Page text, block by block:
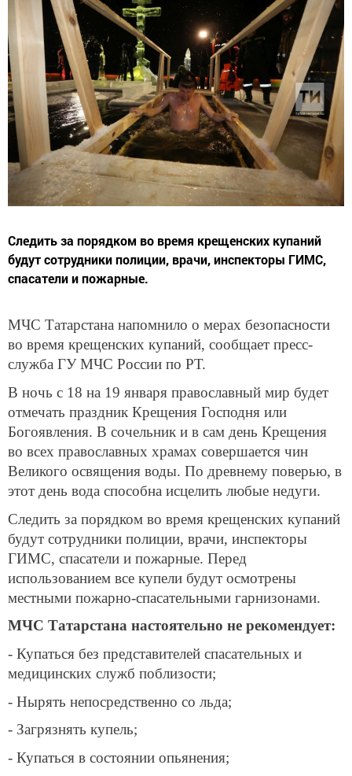
Следить за порядком во время крещенских купаний
будут сотрудники полиции, врачи, инспекторы ГИМС,
спасатели и пожарные.
МЧС Татарстана напомнило о мерах безопасности
во время крещенских купаний, сообщает пресс-
служба ГУ МЧС России по РТ.
В ночь с 18 на 19 января православный мир будет
отмечать праздник Крещения Господня или
Богоявления. В сочельник и в сам день Крещения
во всех православных храмах совершается чин
Великого освящения воды. По древнему поверью, в
этот день вода способна исцелить любые недуги.
Следить за порядком во время крещенских купаний
будут сотрудники полиции, врачи, инспекторы
ГИМС, спасатели и пожарные. Перед
использованием все купели будут осмотрены
местными пожарно-спасательными гарнизонами.
МЧС Татарстана настоятельно не рекомендует:
- Купаться без представителей спасательных и
медицинских служб поблизости;
- Нырять непосредственно со льда;
- Загрязнять купель;
- Купаться в состоянии опьянения;